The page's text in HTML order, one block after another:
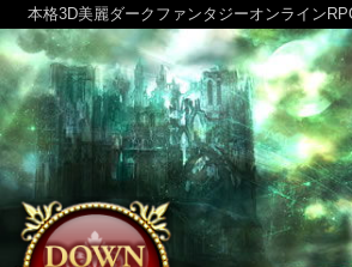
本格3D美麗ダークファンタジーオンライ